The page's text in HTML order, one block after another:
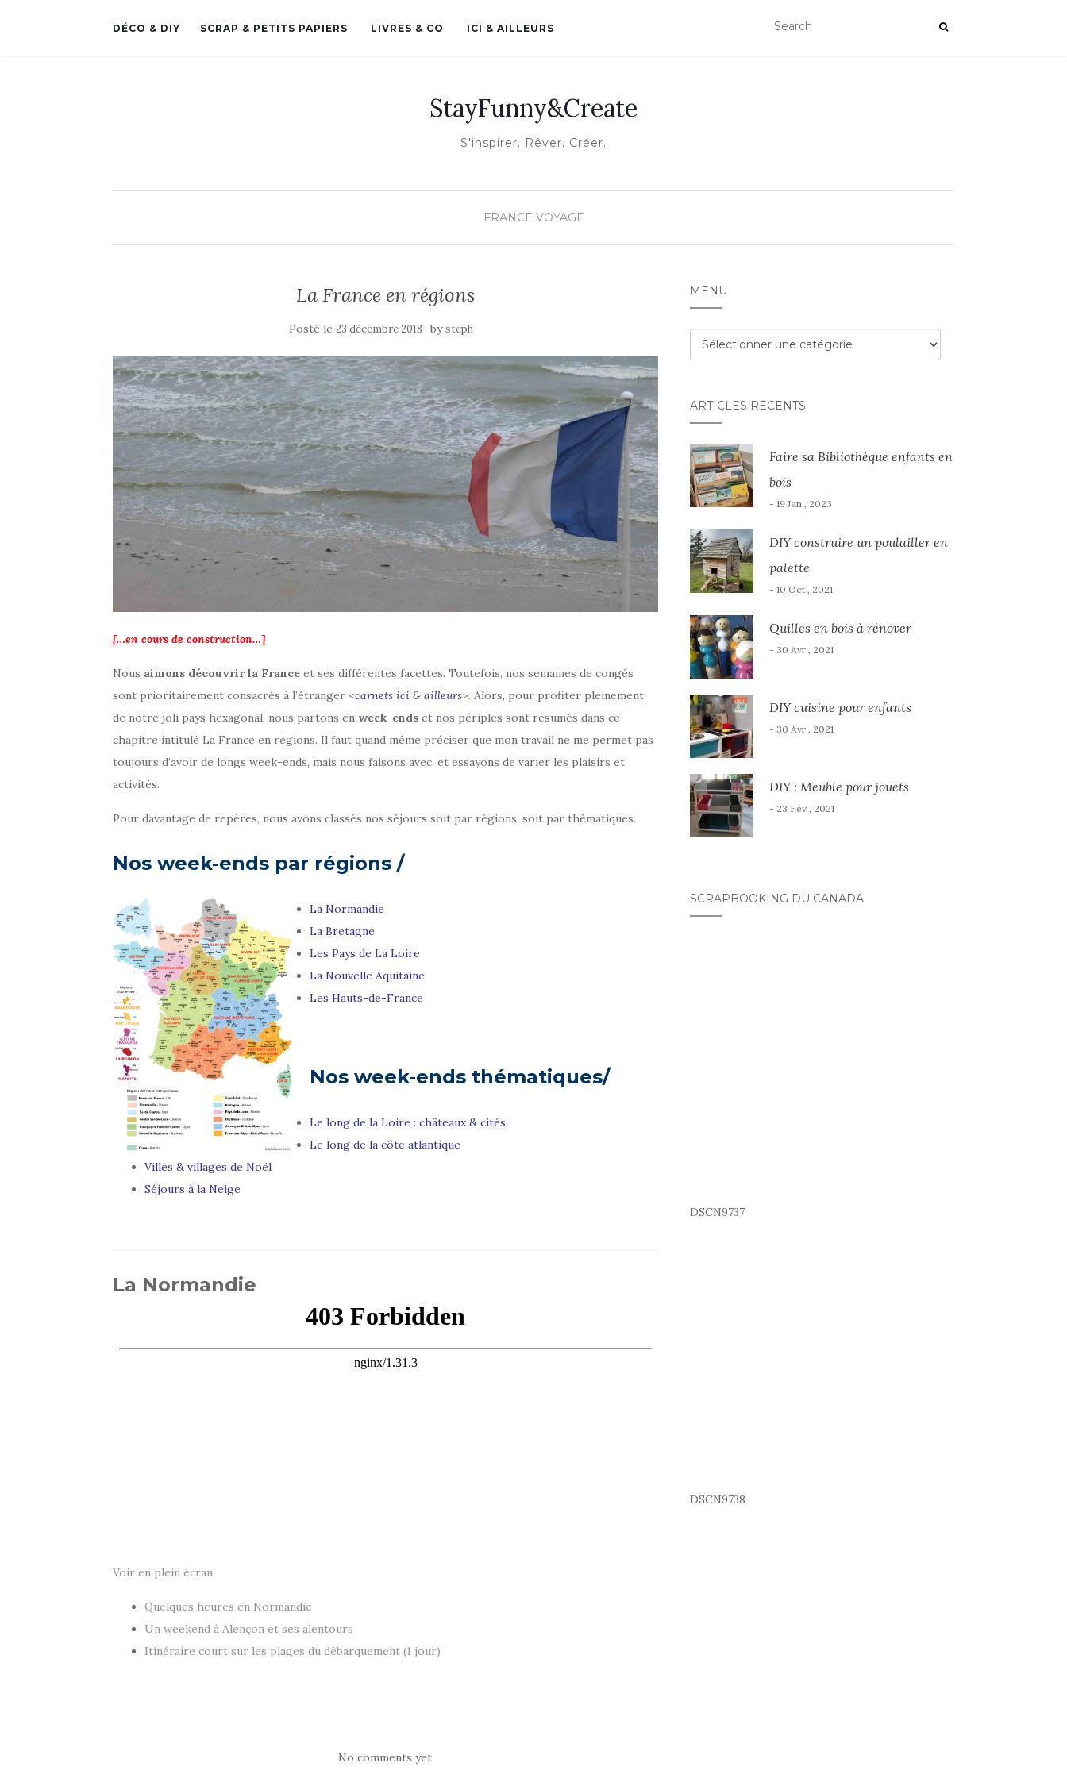
DÉCO & DIY SCRAP & PETITS PAPIERS LIVRES & CO ICI & AILLEURS
StayFunny&Create
S'inspirer. Rêver. Créer.
FRANCE VOYAGE
La France en régions
Posté le23 décembre 2018 bysteph
[…en cours de construction…]
Nous aimons découvrir la France et ses différentes facettes. Toutefois, nos semaines de congés
sont prioritairement consacrés à l’étranger <carnets ici & ailleurs>. Alors, pour profiter pleinement
de notre joli pays hexagonal, nous partons en week-ends et nos périples sont résumés dans ce
chapitre intitulé La France en régions. Il faut quand même préciser que mon travail ne me permet pas
toujours d’avoir de longs week-ends, mais nous faisons avec, et essayons de varier les plaisirs et
activités.
Pour davantage de repères, nous avons classés nos séjours soit par régions, soit par thématiques.
Nos week-ends par régions /
La Normandie
La Bretagne
Les Pays de La Loire
La Nouvelle Aquitaine
Les Hauts-de-France
Nos week-ends thématiques/
Le long de la Loire : châteaux & cités
Le long de la côte atlantique
Villes & villages de Noël
Séjours à la Neige
La Normandie
Voir en plein écran
Quelques heures en Normandie
Un weekend à Alençon et ses alentours
Itinéraire court sur les plages du débarquement (1 jour)
No comments yet
MENU
Menu
ARTICLES RÉCENTS
Faire sa Bibliothèque enfants en
bois
- 19 Jan , 2023
DIY construire un poulailler en
palette
- 10 Oct , 2021
Quilles en bois à rénover
- 30 Avr , 2021
DIY cuisine pour enfants
- 30 Avr , 2021
DIY : Meuble pour jouets
- 23 Fév , 2021
SCRAPBOOKING DU CANADA
DSCN9737
DSCN9738